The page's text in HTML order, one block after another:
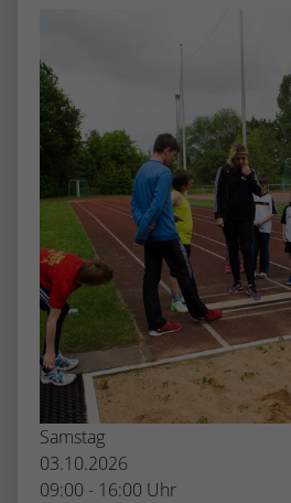
Samstag
03.10.2026
09:00 - 16:00 Uhr